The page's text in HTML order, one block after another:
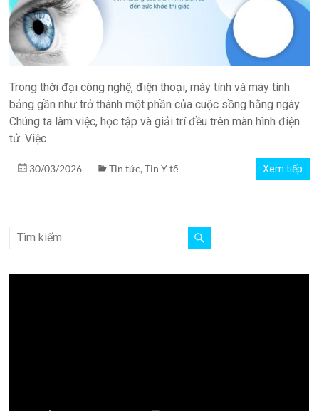
Trong thời đại công nghệ, điện thoại, máy tính và máy tính
bảng gần như trở thành một phần của cuộc sồng hằng ngày.
Chúng ta làm việc, học tập và giải trí đều trên màn hình điện
tử. Việc
30/03/2026 Tin tức,Tin Y tế Xem tiếp